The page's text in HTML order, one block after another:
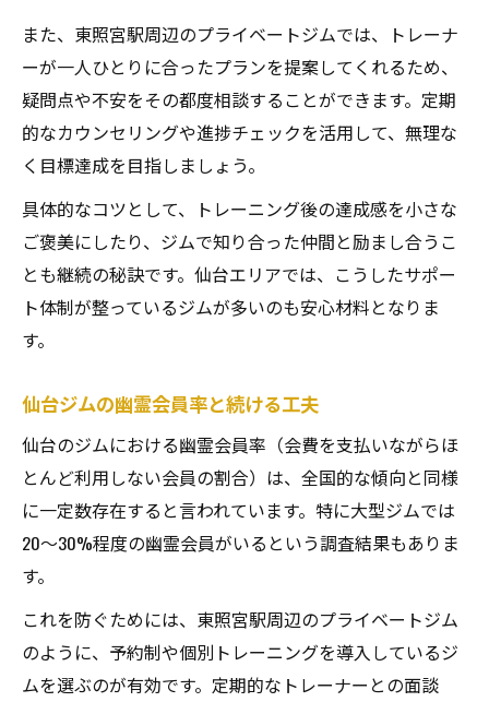
また、東照宮駅周辺のプライベートジムでは、トレーナ
ーが一人ひとりに合ったプランを提案してくれるため、
疑問点や不安をその都度相談することができます。定期
的なカウンセリングや進捗チェックを活用して、無理な
く目標達成を目指しましょう。
具体的なコツとして、トレーニング後の達成感を小さな
ご褒美にしたり、ジムで知り合った仲間と励まし合うこ
とも継続の秘訣です。仙台エリアでは、こうしたサポー
ト体制が整っているジムが多いのも安心材料となりま
す。
仙台ジムの幽霊会員率と続ける工夫
仙台のジムにおける幽霊会員率（会費を支払いながらほ
とんど利用しない会員の割合）は、全国的な傾向と同様
に一定数存在すると言われています。特に大型ジムでは
20〜30%程度の幽霊会員がいるという調査結果もありま
す。
これを防ぐためには、東照宮駅周辺のプライベートジム
のように、予約制や個別トレーニングを導入しているジ
ムを選ぶのが有効です。定期的なトレーナーとの面談